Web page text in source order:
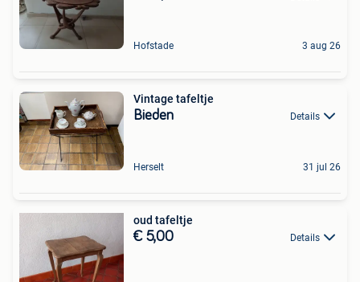
Hofstade 3 aug 26
Vintage tafeltje
Bieden Details
Herselt 31 jul 26
oud tafeltje
€ 5,00 Details